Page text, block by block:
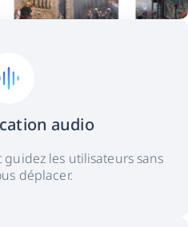
audio
les utilisateurs sans
déplacer.